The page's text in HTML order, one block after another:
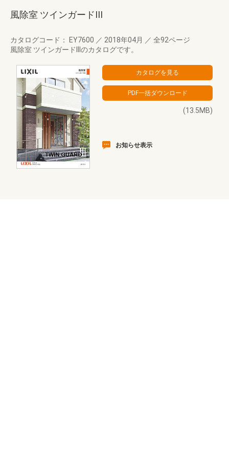
風除室 ツインガードIII
カタログコード： EY7600 ／ 2018年04月 ／ 全92ページ
風除室 ツインガードIIIのカタログです。
(13.5MB)
お知らせ表示